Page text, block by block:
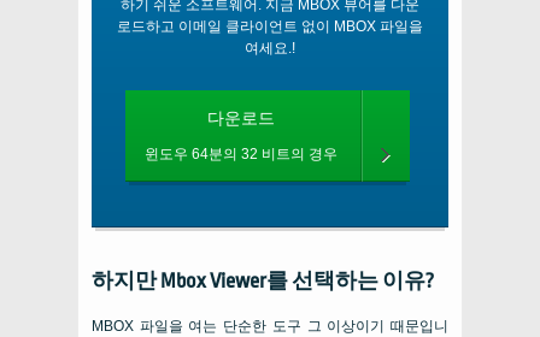
하기 쉬운 소프트웨어. 지금 MBOX 뷰어를 다운
로드하고 이메일 클라이언트 없이 MBOX 파일을
여세요.!
다운로드
윈도우 64분의 32 비트의 경우
하지만 Mbox Viewer를 선택하는 이유?
MBOX 파일을 여는 단순한 도구 그 이상이기 때문입니